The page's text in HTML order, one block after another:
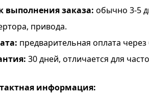
выполнения заказа: обычно 3-5
привода.
предварительная оплата
30 дней, отличается для
информация: